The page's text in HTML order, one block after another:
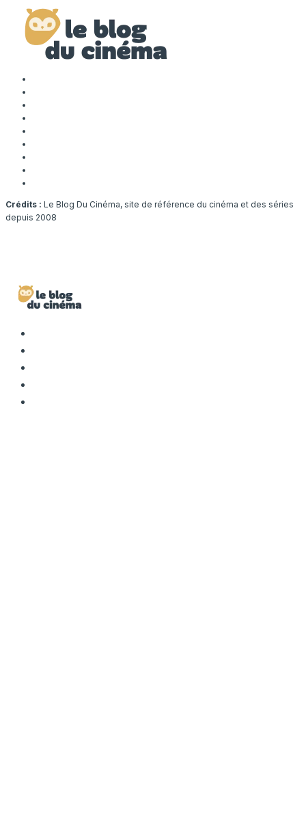
Crédits : Le Blog Du Cinéma, site de référence du cinéma et des séries
depuis 2008